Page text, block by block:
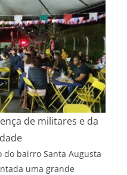
de militares e da
do bairro Santa Augusta
uma grande